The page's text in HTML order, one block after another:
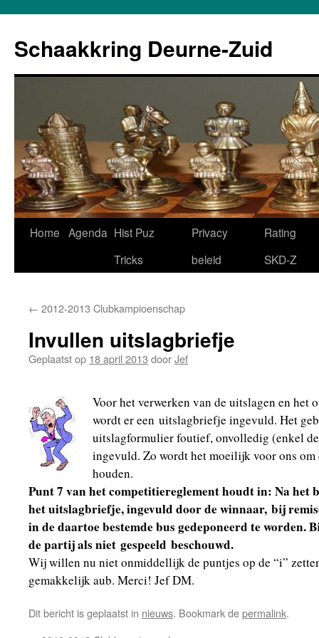
Schaakkring Deurne-Zuid
Ga
inhoud
Home Agenda Hist Puz
Tricks
Privacy
beleid
Rating
SKD-Z
← 2012-2013 Clubkampioenschap
Invullen uitslagbriefje
Geplaatst op 18 april 2013 doorJef
Voor het verwerken van de uitslagen en het
wordt er een uitslagbriefje ingevuld. Het
uitslagformulier foutief, onvolledig (enkel
ingevuld. Zo wordt het moeilijk voor ons
houden.
Punt 7 van het competitiereglement houdt in: Na het
het uitslagbriefje, ingevuld door de winnaar, bij
in de daartoe bestemde bus gedeponeerd te worden.
de partij als niet gespeeld beschouwd.
Wij willen nu niet onmiddellijk de puntjes op de “i”
gemakkelijk aub. Merci! Jef DM.
Dit bericht is geplaatst in nieuws. Bookmark depermalink.